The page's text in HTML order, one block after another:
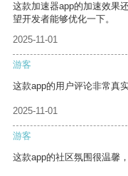
这款加速器app的加速效果
望开发者能够优化一下。
2025-11-01
游客
这款app的用户评论非常真
2025-11-01
游客
这款app的社区氛围很温馨